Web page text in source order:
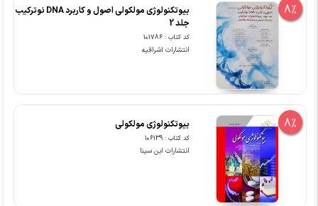
8%
بیوتکنولوژی مولکولی اصول و کاربرد DNA نوترکیب
جلد 2
کد کتاب : 101786
انتشارات اشراقیه
8% بیوتکنولوژی مولکولی
کد کتاب : 106139
انتشارات ابن سینا